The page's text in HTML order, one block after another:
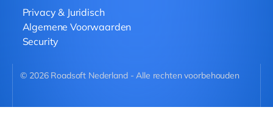
Privacy & Juridisch
Algemene Voorwaarden
Security
© 2026Roadsoft Nederland - Alle rechten voorbehouden